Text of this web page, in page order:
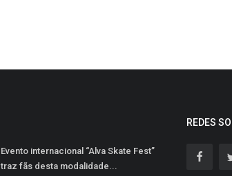
Evento internacional “Alva Skate Fest”
traz fãs desta modalidade...
REDES